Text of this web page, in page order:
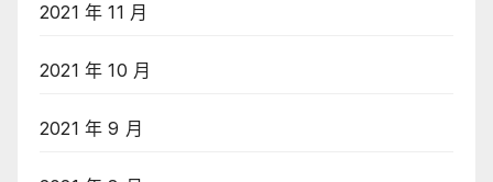
2021 年 11 月
2021 年 10 月
2021 年 9 月